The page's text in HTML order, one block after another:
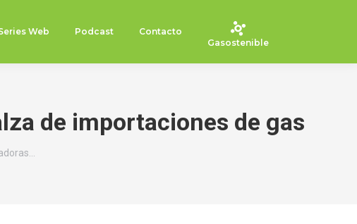
Web Podcast
Contacto
Gasostenible
de importaciones de gas